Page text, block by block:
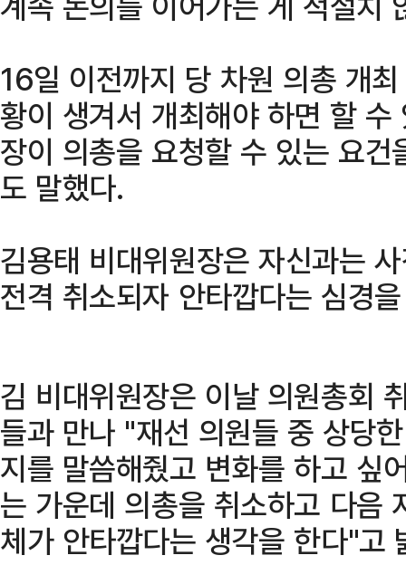
16일 이전까지 당 차원 의총 개
황이 생겨서 개최해야 하면 할
장이 의총을 요청할 수 있는 요
도 말했다.
김용태 비대위원장은 자신과는
전격 취소되자 안타깝다는 심경
김 비대위원장은 이날 의원총회
들과 만나 "재선 의원들 중 상당
지를 말씀해줬고 변화를 하고 싶
는 가운데 의총을 취소하고 다음
체가 안타깝다는 생각을 한다"고